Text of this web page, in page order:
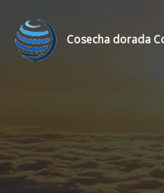
Cosecha dorada